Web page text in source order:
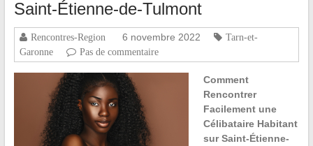
Saint-Étienne-de-Tulmont
Rencontres-Region 6 novembre 2022
Tarn-et-
Garonne
Pas de commentaire
Comment
Rencontrer
Facilement une
Célibataire Habitant
sur Saint-Étienne-